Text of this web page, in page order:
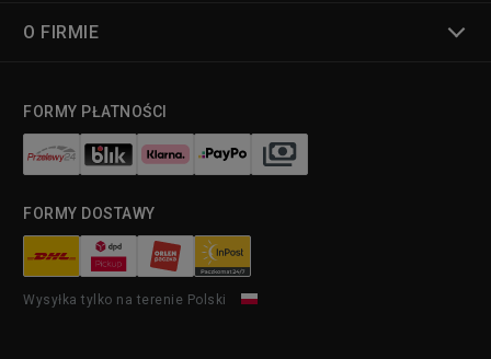
O FIRMIE
FORMY PŁATNOŚCI
FORMY DOSTAWY
Wysyłka tylko na terenie Polski